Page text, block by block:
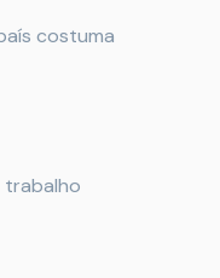
costuma
trabalho